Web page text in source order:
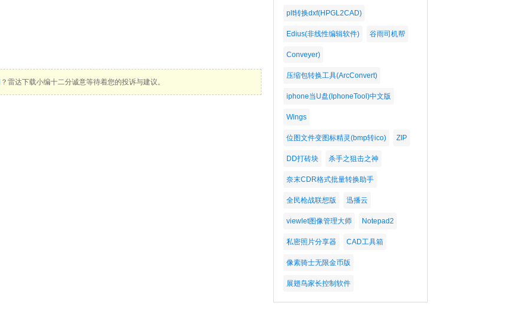
？雷达下载小编十二分诚意等待着您的投诉与建议。
plt转换dxf(HPGL2CAD)
Edius(非线性编辑软件) 谷雨司机帮
Conveyer)
压缩包转换工具(ArcConvert)
iphone当U盘(IphoneTool)中文版
Wings
位图文件变图标精灵(bmp转ico) ZIP
DD打砖块 杀手之狙击之神
奈末CDR格式批量转换助手
全民枪战联想版 迅播云
viewlet图像管理大师 Notepad2
私密照片分享器 CAD工具箱
像素骑士无限金币版
展翅鸟家长控制软件